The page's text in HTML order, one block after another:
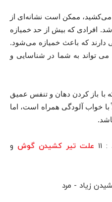
می‌کشید، ممکن است نشانه‌ای از
افرادی که بیش از حد خمیازه
که باعث خمیازه می‌شود.
می تواند به شما در شناسایی و
با باز کردن دهان و تنفس عمیق
خواب آلودگی همراه است، اما
علت تیر کشیدن گوش و